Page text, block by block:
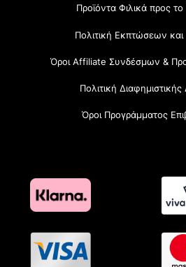
Προϊόντα Φιλικά προς
Πολιτική Εκπτώσεων
Όροι Affiliate Συνδέσμων &
Πολιτική
Όροι Προγράμματος